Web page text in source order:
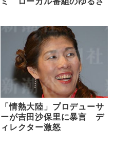
「情熱大陸」プロデューサ
ーが吉田沙保里に暴言 デ
ィレクター激怒